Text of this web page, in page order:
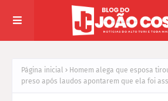
Página inicial
Homem alega que esposa
preso após laudos apontarem que ela foi